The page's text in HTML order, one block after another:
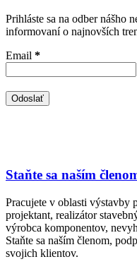
Prihláste sa na odber nášho
informovaní o najnovších
Email *
Staňte sa naším
Pracujete v oblasti výstavby
projektant, realizátor
výrobca komponentov,
Staňte sa naším členom,
svojich klientov.